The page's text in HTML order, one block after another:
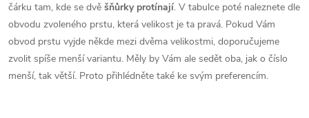
čárku tam, kde se dvě šňůrky protínají. V tabulce poté naleznete dle
obvodu zvoleného prstu, která velikost je ta pravá. Pokud Vám
obvod prstu vyjde někde mezi dvěma velikostmi, doporučujeme
zvolit spíše menší variantu. Měly by Vám ale sedět oba, jak o číslo
menší, tak větší. Proto přihlédněte také ke svým preferencím.